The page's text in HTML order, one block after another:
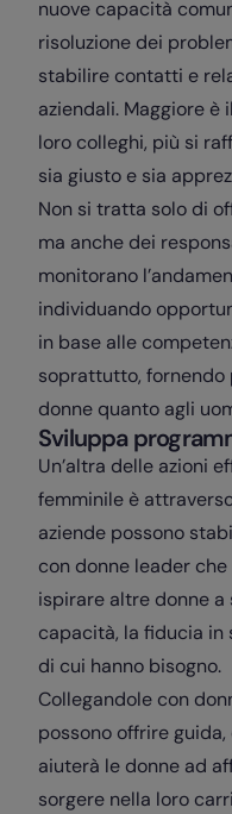
nuove capacità
risoluzione dei
stabilire contatti e
aziendali. Maggiore è il
loro colleghi, più si
sia giusto e sia
Non si tratta solo di
ma anche dei
monitorano
individuando
in base alle
soprattutto, fornendo
donne quanto agli
Sviluppa
Un’altra delle azioni
femminile è
aziende possono
con donne leader
ispirare altre donne
capacità, la fiducia in
di cui hanno bisogno.
Collegandole con
possono offrire
aiuterà le donne ad
sorgere nella loro